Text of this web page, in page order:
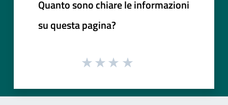
Quanto sono chiare le informazioni
su questa pagina?